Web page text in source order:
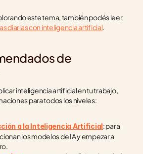
Si te interesa seguir explorando este tema, también podés leer
diarias con inteligencia artificial.
de
inteligencia artificial en tu trabajo,
para todos los niveles:
a la Inteligencia Artificial: para
los modelos de IA y empezar a